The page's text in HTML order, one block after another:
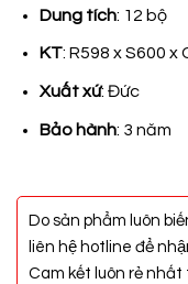
là:
Dung tích: 12 bộ
KT: R598 x S600 x
Xuất xứ: Đức
Bảo hành: 3 năm
Do sản phẩm luôn
liên hệ hotline để
Cam kết luôn rẻ nhất